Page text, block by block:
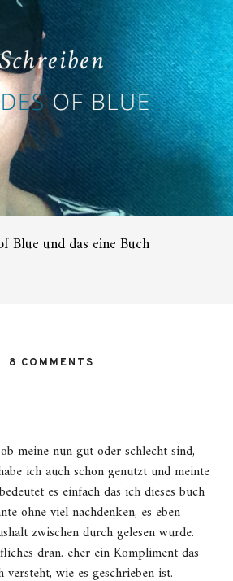
Blue und das eine Buch
8 COMMENTS
meine nun gut oder schlecht sind,
ich auch schon genutzt und meinte
es einfach das ich dieses buch
ohne viel nachdenken, es eben
zwischen durch gelesen wurde.
dran. eher ein Kompliment das
versteht, wie es geschrieben ist.